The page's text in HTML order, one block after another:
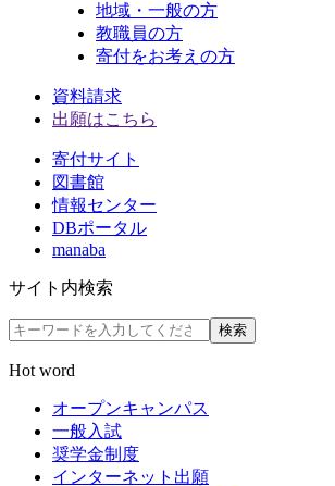
地域・一般の方
教職員の方
寄付をお考えの方
資料請求
出願はこちら
寄付サイト
図書館
情報センター
DBポータル
manaba
サイト内検索
検索
Hot word
オープンキャンパス
一般入試
奨学金制度
インターネット出願